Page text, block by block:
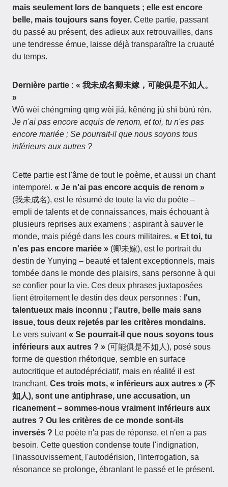
mais seulement lors de banquets ; elle est encore
belle, mais toujours sans foyer. Cette partie, passant
du passé au présent, des adieux aux retrouvailles, dans
une tendresse émue, laisse déjà transparaître la cruauté
du temps.
Dernière partie : « 我未成名卿未嫁，可能俱是不如人。
»
Wǒ wèi chéngmíng qīng wèi jià, kěnéng jù shì bùrú rén.
Je n'ai pas encore acquis de renom, et toi, tu n'es pas
encore mariée ; Se pourrait-il que nous soyons tous
inférieurs aux autres ?
Cette partie est l'âme de tout le poème, et aussi un chant
intemporel. « Je n'ai pas encore acquis de renom »
(我未成名), est le résumé de toute la vie du poète –
empli de talents et de connaissances, mais échouant à
plusieurs reprises aux examens ; aspirant à sauver le
monde, mais piégé dans les cours militaires. « Et toi, tu
n'es pas encore mariée » (卿未嫁), est le portrait du
destin de Yunying – beauté et talent exceptionnels, mais
tombée dans le monde des plaisirs, sans personne à qui
se confier pour la vie. Ces deux phrases juxtaposées
lient étroitement le destin des deux personnes : l'un,
talentueux mais inconnu ; l'autre, belle mais sans
issue, tous deux rejetés par les critères mondains.
Le vers suivant« Se pourrait-il que nous soyons tous
inférieurs aux autres ? » (可能俱是不如人), posé sous
forme de question rhétorique, semble en surface
autocritique et autodépréciatif, mais en réalité il est
tranchant. Ces trois mots, « inférieurs aux autres » (不
如人), sont une antiphrase, une accusation, un
ricanement – sommes-nous vraiment inférieurs aux
autres ? Ou les critères de ce monde sont-ils
inversés ? Le poète n'a pas de réponse, et n'en a pas
besoin. Cette question condense toute l'indignation,
l'inassouvissement, l'autodérision, l'interrogation, sa
résonance se prolonge, ébranlant le passé et le présent.